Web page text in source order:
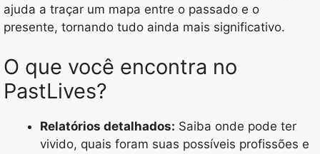
ajuda a traçar um mapa entre o passado e o
presente, tornando tudo ainda mais significativo.
O que você encontra no
PastLives?
Relatórios detalhados: Saiba onde pode ter
vivido, quais foram suas possíveis profissões e